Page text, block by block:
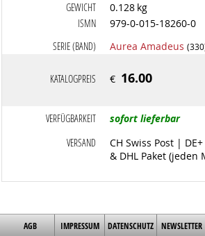
GEWICHT
0.128 kg
ISMN
979-0-015-18260-0
SERIE (BAND)
Aurea Amadeus
KATALOGPREIS € 16.00
VERFÜGBARKEIT
sofort lieferbar
VERSAND
CH Swiss Post |
& DHL Paket (jeden
AGB IMPRESSUM DATENSCHUTZ NEWSLETTER